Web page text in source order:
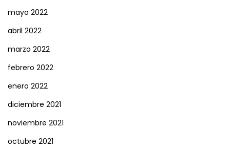
mayo 2022
abril 2022
marzo 2022
febrero 2022
enero 2022
diciembre 2021
noviembre 2021
octubre 2021